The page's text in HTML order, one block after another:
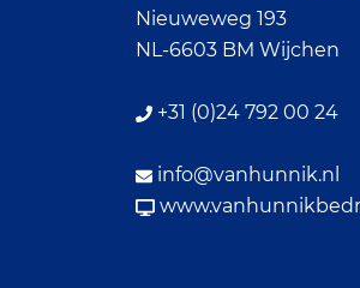
Nieuweweg 193
NL-6603 BM Wijchen
+31 (0)24 792 00 24
info@vanhunnik.nl